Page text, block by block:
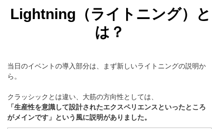
Lightning （ライトニング）と
は？
当日のイベントの導入部分は、まず新しいライトニングの説明か
ら。
クラッシックとは違い、大筋の方向性としては、
「生産性を意識して設計されたエクスペリエンスといったところ
がメインです」という風に説明がありました。